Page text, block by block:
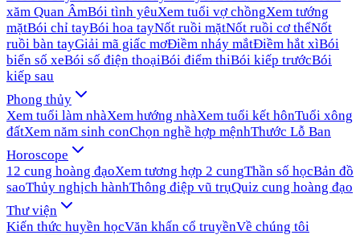
xăm Quan ÂmBói tình yêuXem tuổi vợ chồngXem tướng
mặtBói chỉ tayBói hoa tayNốt ruồi mặtNốt ruồi cơ thểNốt
ruồi bàn tayGiải mã giấc mơĐiềm nháy mắtĐiềm hắt xìBói
biển số xeBói số điện thoạiBói điểm thiBói kiếp trướcBói
kiếp sau
Phong thủy
Xem tuổi làm nhàXem hướng nhàXem tuổi kết hônTuổi xông
đấtXem năm sinh conChọn nghề hợp mệnhThước Lỗ Ban
Horoscope
12 cung hoàng đạoXem tương hợp 2 cungThần số họcBản đồ
saoThủy nghịch hànhThông điệp vũ trụQuiz cung hoàng đạo
Thư viện
Kiến thức huyền họcVăn khấn cổ truyềnVề chúng tôi